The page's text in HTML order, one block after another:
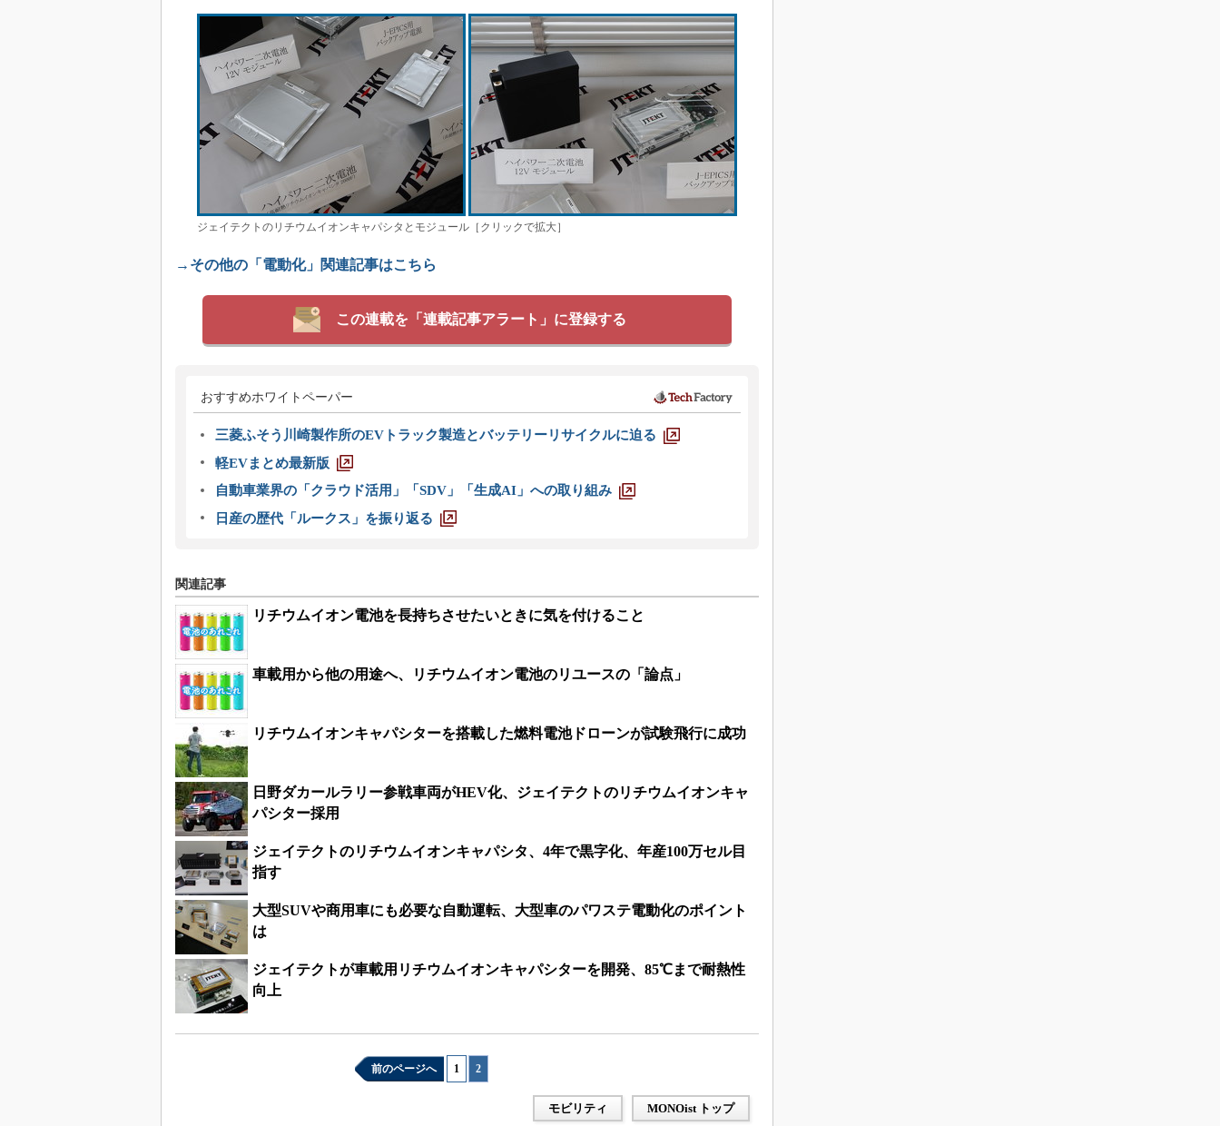
ジェイテクトのリチウムイオンキャパシタとモジュール［クリックで拡大］
→その他の「電動化」関連記事はこちら
この連載を「連載記事アラート」に登録する
おすすめホワイトペーパー
三菱ふそう川崎製作所のEVトラック製造とバッテリーリサイクルに迫る
軽EVまとめ最新版
自動車業界の「クラウド活用」「SDV」「生成AI」への取り組み
日産の歴代「ルークス」を振り返る
関連記事
リチウムイオン電池を長持ちさせたいときに気を付けること
車載用から他の用途へ、リチウムイオン電池のリユースの「論点」
リチウムイオンキャパシターを搭載した燃料電池ドローンが試験飛行に成功
日野ダカールラリー参戦車両がHEV化、ジェイテクトのリチウムイオンキャ
パシター採用
ジェイテクトのリチウムイオンキャパシタ、4年で黒字化、年産100万セル目
指す
大型SUVや商用車にも必要な自動運転、大型車のパワステ電動化のポイント
は
ジェイテクトが車載用リチウムイオンキャパシターを開発、85℃まで耐熱性
向上
前のページへ 1 2
モビリティ MONOist トップ